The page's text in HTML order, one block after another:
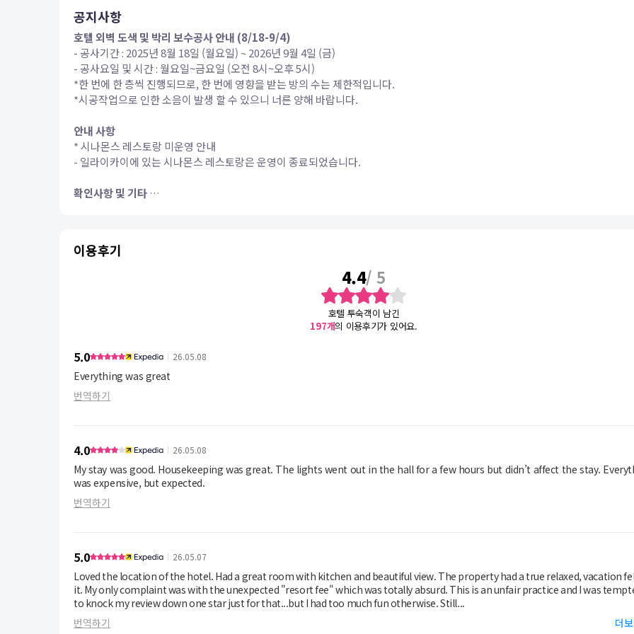
공지사항
호텔 외벽 도색 및 박리 보수공사 안내 (8/18-9/4)
- 공사기간 : 2025년 8월 18일 (월요일) ~ 2026년 9월 4일 (금)
- 공사요일 및 시간 : 월요일~금요일 (오전 8시~오후 5시)
*한 번에 한 층씩 진행되므로, 한 번에 영향을 받는 방의 수는 제한적입니다.
*시공작업으로 인한 소음이 발생 할 수 있으니 너른 양해 바랍니다.
안내 사항
* 시나몬스 레스토랑 미운영 안내
- 일라이카이에 있는 시나몬스 레스토랑은 운영이 종료되었습니다.
확인사항 및 기타
이용후기
4.4/ 5
호텔 투숙객이 남긴
197개의 이용후기가 있어요.
5.0 26.05.08
Everything was great
번역하기
4.0 26.05.08
My stay was good. Housekeeping was great. The lights went out in the hall for a few hours but didn’t affect the stay.
was expensive, but expected.
번역하기
5.0 26.05.07
Loved the location of the hotel. Had a great room with kitchen and beautiful view. The property had a true relaxed, vacation fell to
it. My only complaint was with the unexpected "resort fee" which was totally absurd. This is an unfair practice and I was tempted
to knock my review down one star just for that...but I had too much fun otherwise. Still...
번역하기
더